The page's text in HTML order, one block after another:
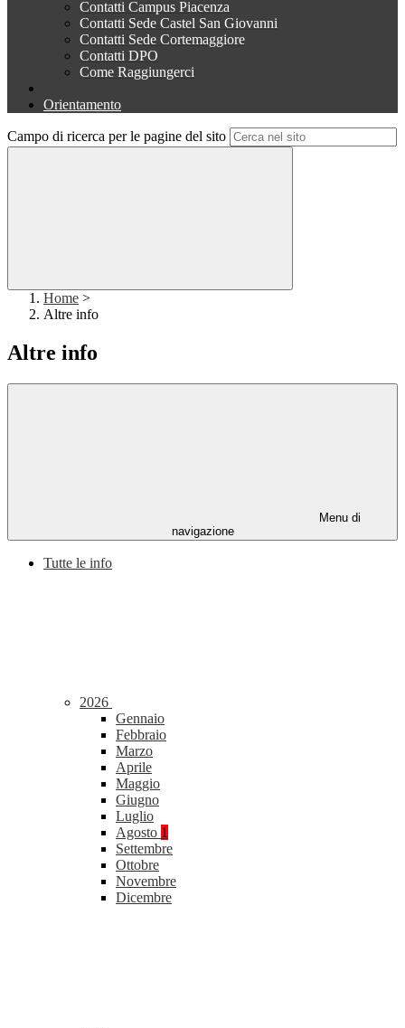
Contatti Campus Piacenza
Contatti Sede Castel San Giovanni
Contatti Sede Cortemaggiore
Contatti DPO
Come Raggiungerci
Orientamento
Campo di ricerca per le pagine del sito
Home >
Altre info
Altre info
Menu di
navigazione
Tutte le info
2026
Gennaio
Febbraio
Marzo
Aprile
Maggio
Giugno
Luglio
Agosto 1
Settembre
Ottobre
Novembre
Dicembre